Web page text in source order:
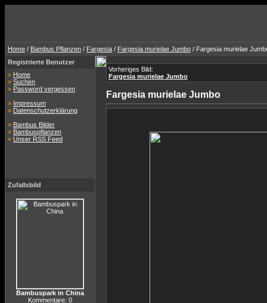
Home / Bambus Pflanzen / Fargesia / Fargesia murielae Jumbo / Fargesia murielae
Registrierte Benutzer
» Home
» Suchen
» Password vergessen
» Impressum
» Datenschutzerklärung
» Bambus Bilder
» Bambuspflanzen
» Unser RSS Feed
Zufallsbild
Bambuspark in China
Kommentare: 0
Vorheriges Bild:
Fargesia murielae Jumbo
Fargesia murielae Jumbo